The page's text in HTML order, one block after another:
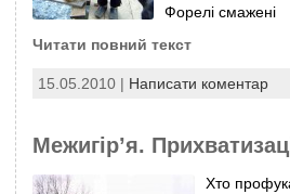
Форелі смажені
Читати повний текст
15.05.2010 | Написати коментар
Межигір’я.
Хто